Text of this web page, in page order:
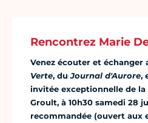
Rencontrez Marie
Venez écouter et échanger
Verte, duJournal d'Aurore,
invitée exceptionnelle de
Groult, à 10h30 samedi 28
recommandée (ouvert aux